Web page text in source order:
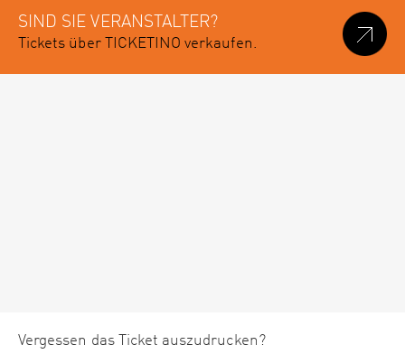
SIND SIE VERANSTALTER?
Tickets über TICKETINO verkaufen.
Vergessen das Ticket auszudrucken?